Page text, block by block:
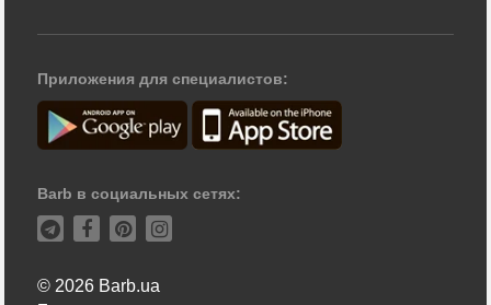
Приложения для специалистов:
Barb в социальных сетях:
© 2026 Barb.ua